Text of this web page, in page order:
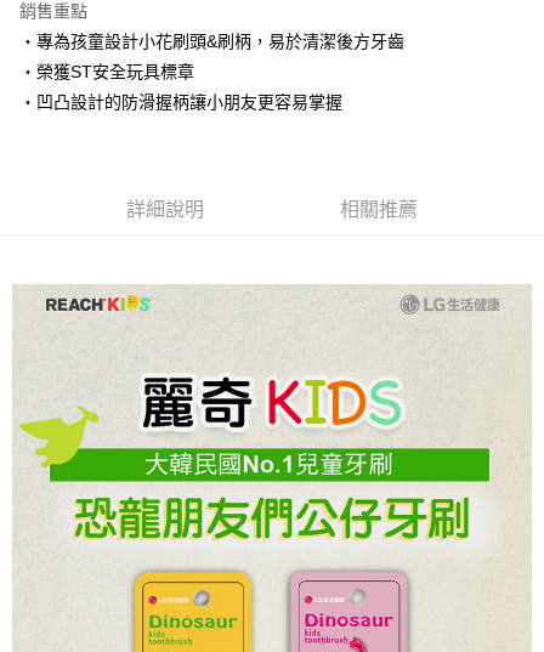
悠遊付
AFTEE先享後付
相關說明
１．簡單：不需註冊會員、不需綁卡、不需儲值。
１．於結帳方式選擇「AFTEE先享後付」後，將跳轉至「AFTEE先享後付」
３．收到繳費通知簡訊後14天內，點擊此簡訊中的連結，可透過四大超商／
ATM／網路銀行／等多元方式進行付款，方視為交易完成。
※ 請注意：結帳手續完成當下不需立刻繳費，但若您需要取消訂單，請聯絡
購買商品的店家。未經商家同意取消之訂單仍視為有效，需透過AFTEE先享
後付繳納相關費用。
※ 交易是否成功請以「AFTEE先享後付 」之結帳頁面顯示為準，若有關於
是否繳費成功／繳費後需取消欲退款等相關疑問，請聯繫「AFTEE先享後付
客戶支援中心」https://netprotections.freshdesk.com/support/home
１．透過由恩沛科技股份有限公司提供之「AFTEE先享後付」服務完成之交
易，需依本服務之必要範圍內提供個人資料，並將交易相關給付款項請求債
權轉讓予恩沛科技股份有限公司。
每筆NT$85，滿NT$800(含以上)免運費
銷售重點
‧專為孩童設計小花刷頭&刷柄，易於清潔後方牙齒
‧榮獲ST安全玩具標章
‧凹凸設計的防滑握柄讓小朋友更容易掌握
詳細說明 相關推薦